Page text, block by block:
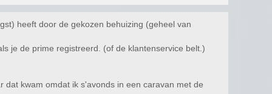
heeft door de gekozen behuizing (geheel van
je de prime registreerd. (of de klantenservice belt.)
kwam omdat ik s'avonds in een caravan met de